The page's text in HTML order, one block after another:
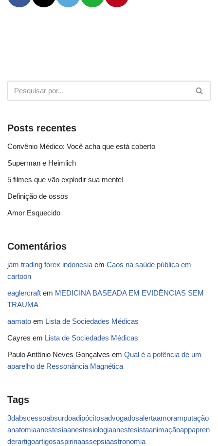
Posts recentes
Convênio Médico: Você acha que está coberto
Superman e Heimlich
5 filmes que vão explodir sua mente!
Definição de ossos
Amor Esquecido
Comentários
jam trading forex indonesia em Caos na saúde pública em
cartoon
eaglercraft em MEDICINA BASEADA EM EVIDÊNCIAS SEM
TRAUMA
aamato em Lista de Sociedades Médicas
Cayres em Lista de Sociedades Médicas
Paulo Antônio Neves Gonçalves em Qual é a potência de um
aparelho de Ressonância Magnética
Tags
3dabscessoabsurdoadipócitosadvogadosalertaamoramputação
anatomiaanestesiaanestesiologiaanestesistaanimaçãoappapren
derartigoartigosaspirinaassepsiaastronomia